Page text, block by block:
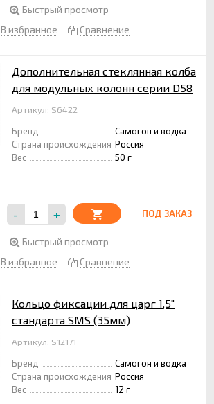
Быстрый просмотр
В избранное
Сравнение
Дополнительная стеклянная колба
для модульных колонн серии D58
Артикул: S6422
Бренд
Самогон и водка
Страна происхождения Россия
Вес
50 г
- + ПОД ЗАКАЗ
Быстрый просмотр
В избранное
Сравнение
Кольцо фиксации для царг 1,5"
стандарта SMS (35мм)
Артикул: S12171
Бренд
Самогон и водка
Страна происхождения Россия
Вес
12 г